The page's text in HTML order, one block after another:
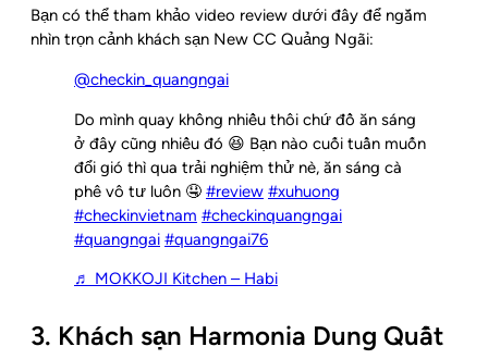
Bạn có thể tham khảo video review dưới đây để ngắm
nhìn trọn cảnh khách sạn New CC Quảng Ngãi:
@checkin_quangngai
Do mình quay không nhiều thôi chứ đồ ăn sáng
ở đây cũng nhiều đó 😆 Bạn nào cuối tuần muốn
đổi gió thì qua trải nghiệm thử nè, ăn sáng cà
phê vô tư luôn 🤤 #review #xuhuong
#checkinvietnam #checkinquangngai
#quangngai #quangngai76
♬ MOKKOJI Kitchen – Habi
3. Khách sạn Harmonia Dung Quất